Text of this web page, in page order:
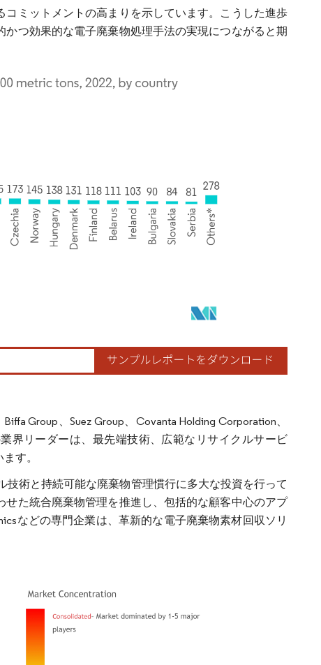
ミットメントの高まりを示しています。こうした進歩
つ効果的な電子廃棄物処理手法の実現につながると期
Group、Suez Group、Covanta Holding Corporation、
界リーダーは、最先端技術、広範なリサイクルサービ
す。
技術と持続可能な廃棄物管理慣行に多大な投資を行って
た統合廃棄物管理を推進し、包括的な顧客中心のアプ
などの専門企業は、革新的な電子廃棄物素材回収ソリ